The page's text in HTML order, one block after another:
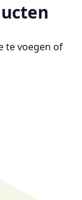
te voegen of